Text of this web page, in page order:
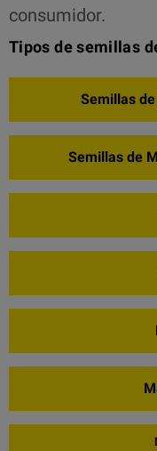
consumidor.
Tipos de semillas
Semillas
Semillas de